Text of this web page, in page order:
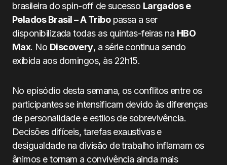
brasileira do spin-off de sucesso Largados e
Pelados Brasil – A Tribopassa a ser
disponibilizada todas as quintas-feiras na HBO
Max. No Discovery, a série continua sendo
exibida aos domingos, às 22h15.
No episódio desta semana, os conflitos entre os
participantes se intensificam devido às diferenças
de personalidade e estilos de sobrevivência.
Decisões difíceis, tarefas exaustivas e
desigualdade na divisão de trabalho inflamam os
ânimos e tornam a convivência ainda mais